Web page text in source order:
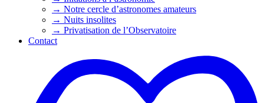
→ Notre cercle d’astronomes amateurs
→ Nuits insolites
→ Privatisation de l’Observatoire
Contact